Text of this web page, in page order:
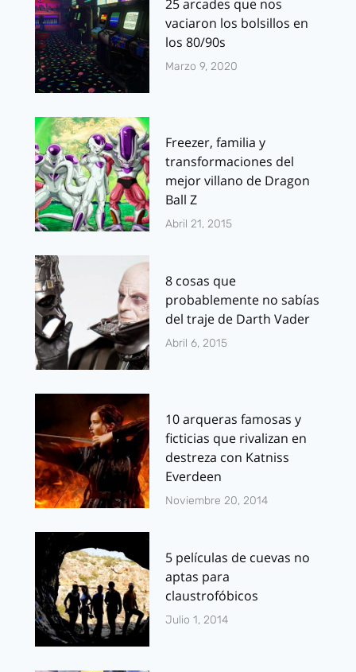
25 arcades que nos
vaciaron los bolsillos en
los 80/90s
Marzo 9, 2020
Freezer, familia y
transformaciones del
mejor villano de Dragon
Ball Z
Abril 21, 2015
8 cosas que
probablemente no sabías
del traje de Darth Vader
Abril 6, 2015
10 arqueras famosas y
ficticias que rivalizan en
destreza con Katniss
Everdeen
Noviembre 20, 2014
5 películas de cuevas no
aptas para
claustrofóbicos
Julio 1, 2014